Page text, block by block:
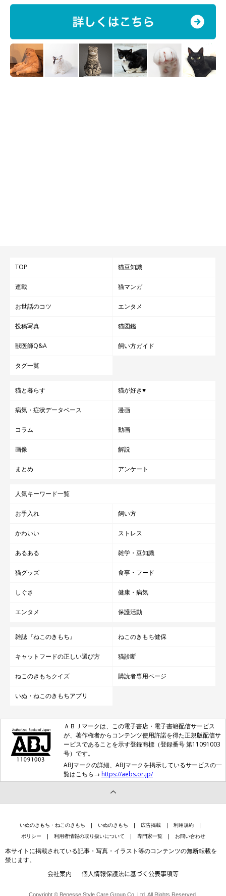
とくに注意が必要というわけではないですが、発情している猫も
鳴き声がいつもと違います。
性的に成熟した猫は、発情シーズンになると交尾の相手を求めて
独特な声で鳴く
オスは太めで低く、メスは高め
んだり、自分の存在をアピールしたりしているのです。
猫の鳴き声には、いろんなバリエーションがあります。愛猫の鳴
き声がふだんはどのような声で、またどのような状況下で鳴いて
いるのか、飼い主さんは把握するようにしてください。病気など
の異変で違う鳴き声をしている場合にも、早く気づくことができ
るようになるでしょう。
TOP 猫豆知識
連載 猫マンガ
お世話のコツ エンタメ
投稿写真 猫図鑑
獣医師Q&A 飼い方ガイド
タグ一覧
猫と暮らす 猫が好き♥
病気・症状データベース 漫画
コラム 動画
画像 解説
まとめ アンケート
人気キーワード一覧
お手入れ 飼い方
かわいい ストレス
あるある 雑学・豆知識
猫グッズ 食事・フード
しぐさ 健康・病気
エンタメ 保護活動
雑誌『ねこのきもち』 ねこのきもち健保
キャットフードの正しい選び方 猫診断
ねこのきもちクイズ 購読者専用ページ
いぬ・ねこのきもちアプリ
ＡＢＪマークは、この電子書店・電子書籍配信サービス
が、著作権者からコンテンツ使用許諾を得た正規版配信サ
ービスであることを示す登録商標（登録番号 第11091003
号）です。
ABJマークの詳細、ABJマークを掲示しているサービスの一
覧はこちら→ https://aebs.or.jp/
いぬのきもち・ねこのきもち いぬのきもち 広告掲載
利用規約
ポリシー
利用者情報の取り扱いについて 専門家一覧 お問い合わせ
本サイトに掲載されている記事・写真・イラスト等のコンテンツの無断転載を
禁じます。
会社案内 個人情報保護法に基づく公表事項等
Copyright © Benesse Style Care Group Co.,Ltd. All Rights Reserved.